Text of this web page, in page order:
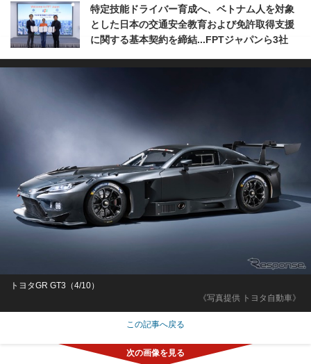
特定技能ドライバー育成へ、ベトナム人を対象
とした日本の交通安全教育および免許取得支援
に関する基本契約を締結...FPTジャパンら3社
《写真提供 トヨタ自動車》
トヨタGR GT3（4/10）
この記事へ戻る